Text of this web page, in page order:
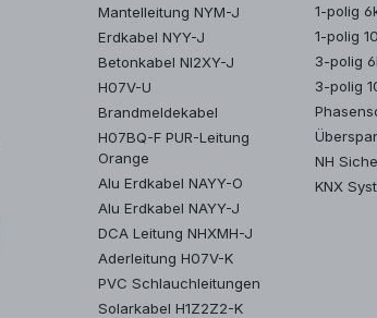
Mantelleitung NYM-J
Erdkabel NYY-J
Betonkabel NI2XY-J
H07V-U
Brandmeldekabel
H07BQ-F PUR-Leitung
Orange
Alu Erdkabel NAYY-O
Alu Erdkabel NAYY-J
DCA Leitung NHXMH-J
Aderleitung H07V-K
PVC Schlauchleitungen
Solarkabel H1Z2Z2-K
1-polig
1-polig
3-polig
3-polig
NH
KNX